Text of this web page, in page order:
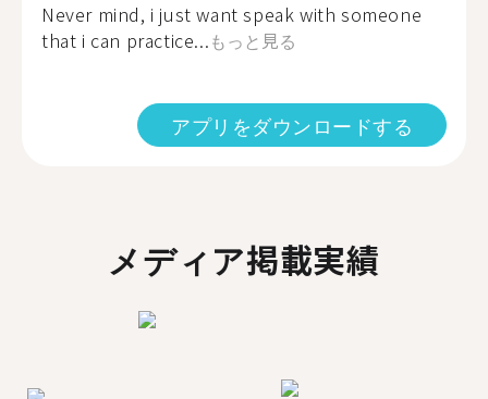
Never mind, i just want speak with someone
that i can practice...もっと見る
アプリをダウンロードする
メディア掲載実績